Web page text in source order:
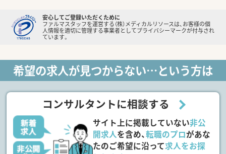
安心してご登録いただくために
ファルマスタッフを運営する（株）メディカルリソースは、お客様の個
人情報を適切に管理する事業者としてプライバシーマークが付与され
ています。
希望の求人が見つからない…という方は
コンサルタントに相談する
サイト上に掲載していない非公
開求人を含め、転職のプロがあな
たのご希望に沿って求人をお探